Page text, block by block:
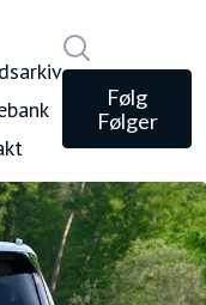
Følg
Følger